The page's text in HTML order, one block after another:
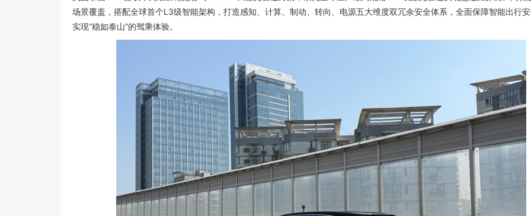
场景覆盖，搭配全球首个L3级智能架构，打造感知、计算、制动、转向、电源五大维度双冗余安全体系，全面保障智能出行
实现“稳如泰山”的驾乘体验。